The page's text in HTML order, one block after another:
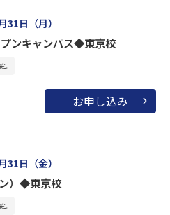
日（月）
プンキャンパス◆東京校
お申し込み
日（金）
）◆東京校